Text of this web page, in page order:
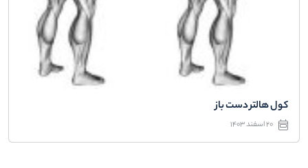
کول هالتر دست باز
20 اسفند 1403